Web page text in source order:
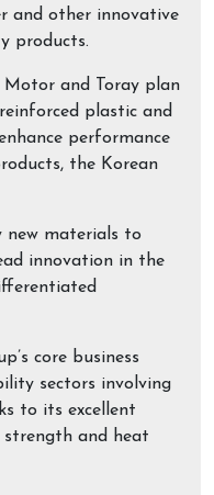
and other innovative
products.
Motor and Toray plan
plastic and
performance
the Korean
new materials to
innovation in the
core business
sectors involving
to its excellent
strength and heat